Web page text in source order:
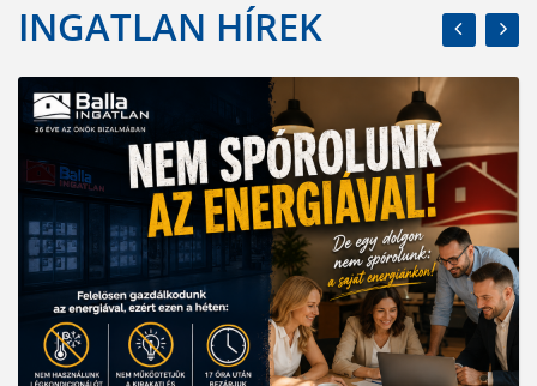
INGATLAN HÍREK